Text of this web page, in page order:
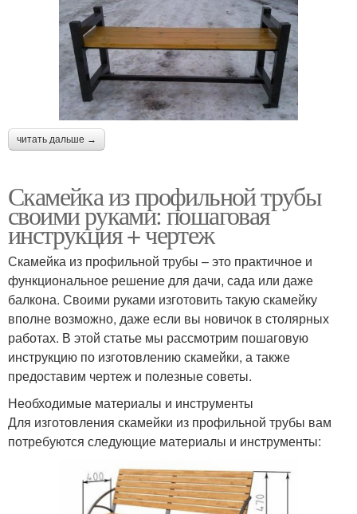
читать дальше →
Скамейка из профильной трубы
своими руками: пошаговая
инструкция + чертеж
Скамейка из профильной трубы – это практичное и
функциональное решение для дачи, сада или даже
балкона. Своими руками изготовить такую скамейку
вполне возможно, даже если вы новичок в столярных
работах. В этой статье мы рассмотрим пошаговую
инструкцию по изготовлению скамейки, а также
предоставим чертеж и полезные советы.
Необходимые материалы и инструменты
Для изготовления скамейки из профильной трубы вам
потребуются следующие материалы и инструменты: